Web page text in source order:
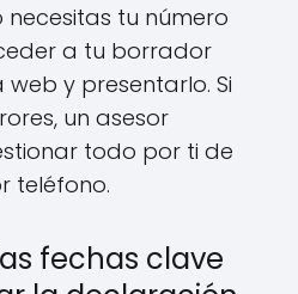
necesitas tu número
a tu borrador
y presentarlo. Si
un asesor
todo por ti de
teléfono.
fechas clave